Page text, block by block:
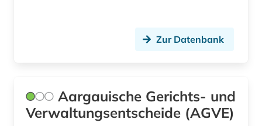
asiatische studien (1)
asien (2)
Sachsen-Anhalt (3)
Zur Datenbank
Aargauische Gerichts- und
Verwaltungsentscheide (AGVE)